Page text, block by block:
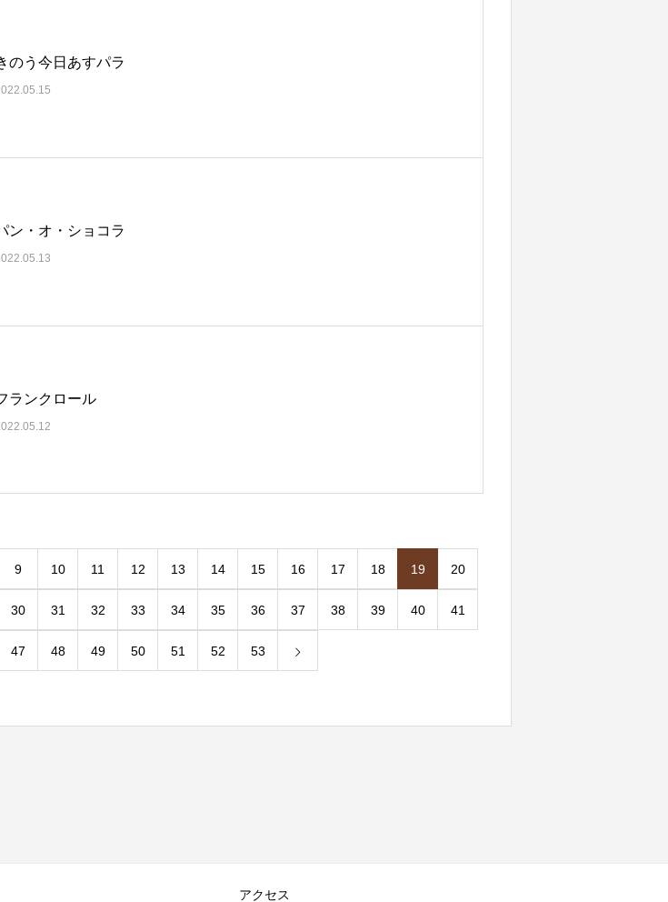
のう今日あすパラ
ン・オ・ショコラ
ランクロール
9 10 11 12 13 14 15 16 17 18 19 20
30 31 32 33 34 35 36 37 38 39 40 41
47 48 49 50 51 52 53
アクセス